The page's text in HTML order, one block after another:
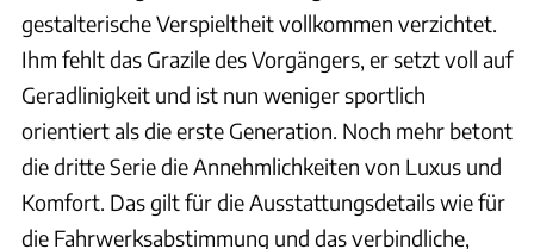
gestalterische Verspieltheit vollkommen verzichtet.
Ihm fehlt das Grazile des Vorgängers, er setzt voll auf
Geradlinigkeit und ist nun weniger sportlich
orientiert als die erste Generation. Noch mehr betont
die dritte Serie die Annehmlichkeiten von Luxus und
Komfort. Das gilt für die Ausstattungsdetails wie für
die Fahrwerksabstimmung und das verbindliche,